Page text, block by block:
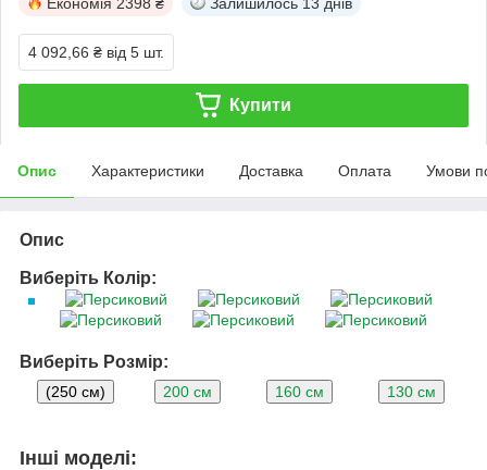
4 092,66 ₴ від 5 шт.
Купити
Опис Характеристики Доставка Оплата Умови
Опис
Виберіть Колір:
Виберіть Розмір:
(250 см) 200 см 160 см 130 см
Інші моделі: